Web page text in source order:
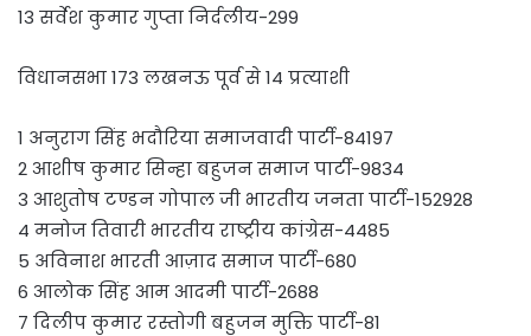
13 सर्वेश कुमार गुप्ता निर्दलीय-299
विधानसभा 173 लखनऊ पूर्व से 14 प्रत्याशी
1 अनुराग सिंह भदौरिया समाजवादी पार्टी-84197
2 आशीष कुमार सिन्हा बहुजन समाज पार्टी-9834
3 आशुतोष टण्डन गोपाल जी भारतीय जनता पार्टी-152928
4 मनोज तिवारी भारतीय राष्ट्रीय कांग्रेस-4485
5 अविनाश भारती आज़ाद समाज पार्टी-680
6 आलोक सिंह आम आदमी पार्टी-2688
7 दिलीप कुमार रस्तोगी बहुजन मुक्ति पार्टी-81